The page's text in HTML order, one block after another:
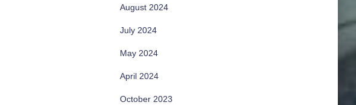
August 2024
July 2024
May 2024
April 2024
October 2023